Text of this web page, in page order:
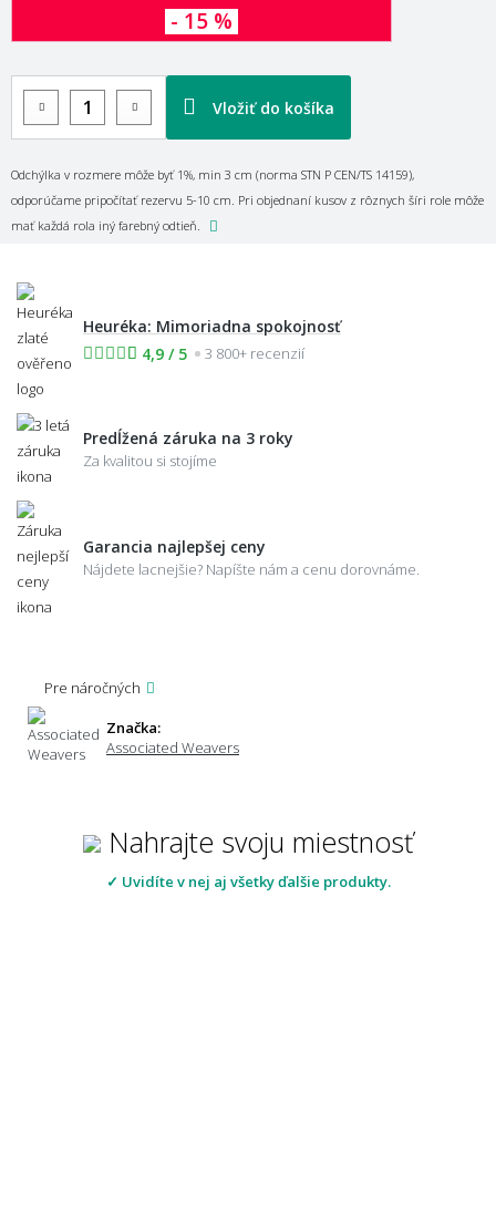
Vložiť do košíka
- 15 %
Odchýlka v rozmere môže byť 1%, min 3 cm (norma STN P CEN/TS 14159),
odporúčame pripočítať rezervu 5-10 cm. Pri objednaní kusov z rôznych šíri role môže
mať každá rola iný farebný odtieň.
Heuréka: Mimoriadna spokojnosť
4,9 / 5
3 800+ recenzií
Predĺžená záruka na 3 roky
Za kvalitou si stojíme
Garancia najlepšej ceny
Nájdete lacnejšie? Napíšte nám a cenu dorovnáme.
Pre náročných
Značka:
Associated Weavers
Nahrajte svoju miestnosť
✓ Uvidíte v nej aj všetky ďalšie produkty.